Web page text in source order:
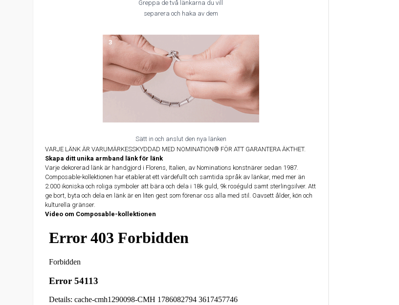
Greppa de två länkarna du vill
separera och haka av dem
3
Sätt in och anslut den nya länken
VARJE LÄNK ÄR VARUMÄRKESSKYDDAD MED NOMINATION® FÖR ATT GARANTERA ÄKTHET.
Skapa ditt unika armband länk för länk
Varje dekorerad länk är handgjord i Florens, Italien, av Nominations konstnärer sedan 1987.
Composable-kollektionen har etablerat ett värdefullt och samtida språk av länkar, med mer än
2.000 ikoniska och roliga symboler att bära och dela i 18k guld, 9k roséguld samt sterlingsilver. Att
ge bort, byta och dela en länk är en liten gest som förenar oss alla med stil. Oavsett ålder, kön och
kulturella gränser.
Video om Composable-kollektionen